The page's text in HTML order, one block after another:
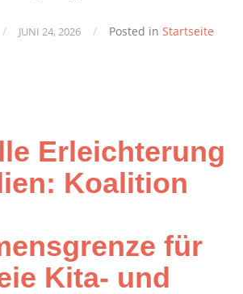
/ JUNI 24, 2026 / Posted in Startseite
Erleichterung
Koalition
für
Kita- und